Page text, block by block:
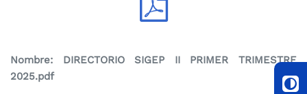
Nombre: DIRECTORIO SIGEP II PRIMER TRIMESTRE
2025.pdf